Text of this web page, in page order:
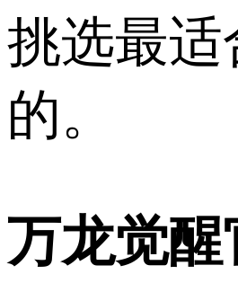
挑选最适
的。
万龙觉醒